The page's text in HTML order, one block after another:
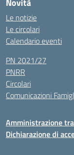
Novità
Le notizie
Le circolari
Calendario eventi
PN 2021/27
PNRR
Circolari
Comunicazioni
Amministrazione
Dichiarazione di